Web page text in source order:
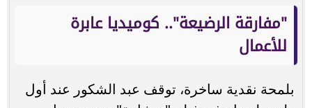
"مفارقة الرضيعة".. كوميديا عابرة
للأعمال
بلمحة نقدية ساخرة، توقف عبد الشكور عند أول